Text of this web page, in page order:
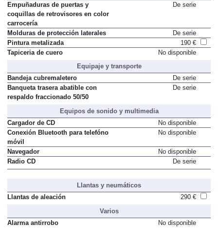
Empuñaduras de puertas y
coquillas de retrovisores en color
carrocería
De serie
Molduras de protección laterales
De serie
Pintura metalizada
190 €
Tapiceria de cuero
No disponible
Equipaje y transporte
Bandeja cubremaletero
De serie
Banqueta trasera abatible con
respaldo fraccionado 50/50
De serie
Equipos de sonido y multimedia
Cargador de CD
No disponible
Conexión Bluetooth para telefóno
móvil
No disponible
Navegador
No disponible
Radio CD
De serie
Llantas y neumáticos
Llantas de aleación
290 €
Varios
Alarma antirrobo
No disponible